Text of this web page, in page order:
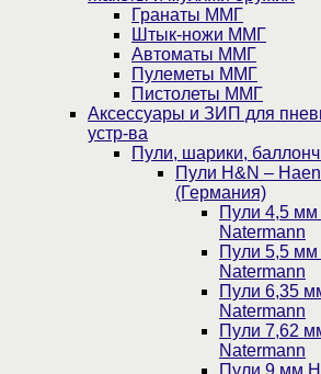
Гранаты ММГ
Штык-ножи ММГ
Автоматы ММГ
Пулеметы ММГ
Пистолеты ММГ
Аксессуары и ЗИП для
устр-ва
Пули, шарики,
Пули H&N –
(Германия)
Пули 4,5 мм
Natermann
Пули 5,5 мм
Natermann
Пули 6,35
Natermann
Пули 7,62
Natermann